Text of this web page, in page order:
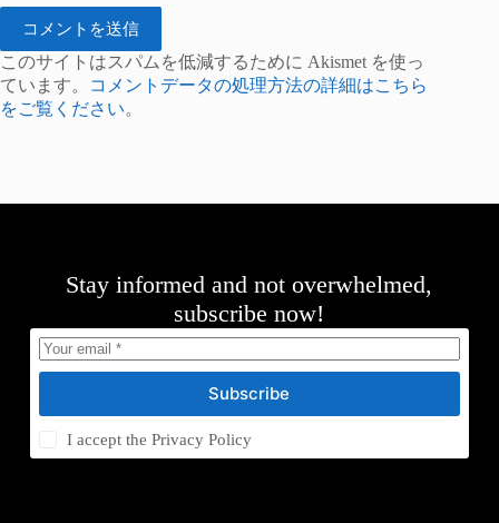
コメントを送信
このサイトはスパムを低減するために Akismet を使っ
ています。
コメントデータの処理方法の詳細はこちら
をご覧ください。
Stay informed and not overwhelmed,
subscribe now!
Subscribe
I accept thePrivacy Policy